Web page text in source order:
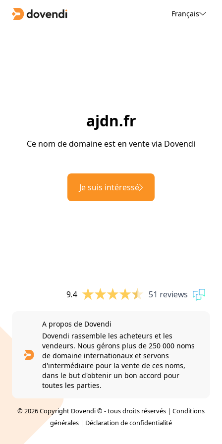
Français
ajdn.fr
Ce nom de domaine est en vente via Dovendi
Je suis intéressé
9.4 51 reviews
A propos de Dovendi
Dovendi rassemble les acheteurs et les
vendeurs. Nous gérons plus de 250 000 noms
de domaine internationaux et servons
d'intermédiaire pour la vente de ces noms,
dans le but d'obtenir un bon accord pour
toutes les parties.
© 2026 Copyright Dovendi © - tous droits réservés | Conditions
générales | Déclaration de confidentialité